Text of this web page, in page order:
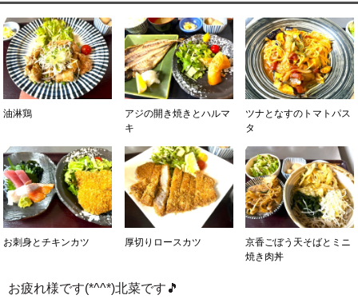
油淋鶏
アジの開き焼きとハルマ
キ
ツナとなすのトマトパス
タ
お刺身とチキンカツ 厚切りロースカツ
京香ごぼう天そばとミニ
焼き肉丼
お疲れ様です(*^^*)北菜です🎵